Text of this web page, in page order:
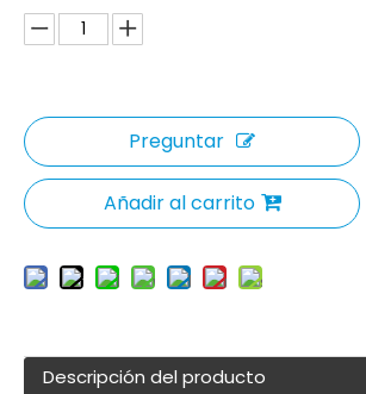
Preguntar
Añadir al carrito
Descripción del producto